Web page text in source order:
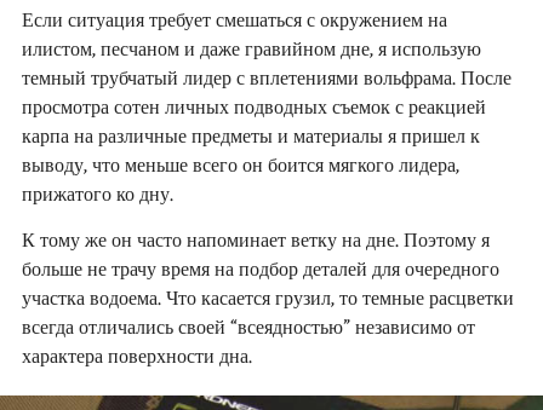
Если ситуация требует смешаться с окружением на
илистом, песчаном и даже гравийном дне, я использую
темный трубчатый лидер с вплетениями вольфрама. После
просмотра сотен личных подводных съемок с реакцией
карпа на различные предметы и материалы я пришел к
выводу, что меньше всего он боится мягкого лидера,
прижатого ко дну.
К тому же он часто напоминает ветку на дне. Поэтому я
больше не трачу время на подбор деталей для очередного
участка водоема. Что касается грузил, то темные расцветки
всегда отличались своей “всеядностью” независимо от
характера поверхности дна.